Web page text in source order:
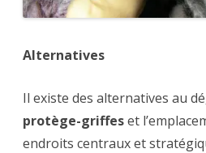
Alternatives
Il existe des alternatives au
protège-griffeset
endroits centraux et